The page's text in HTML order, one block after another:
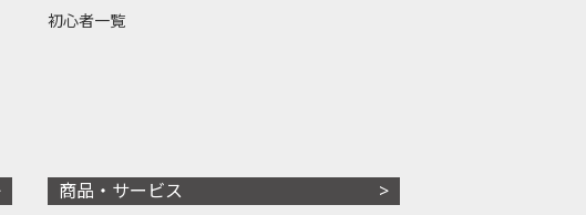
初心者一覧
商品・サービス